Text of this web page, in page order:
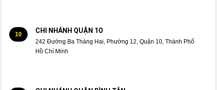
10 CHI NHÁNH QUẬN 1O
242 Đường Ba Tháng Hai, Phường 12, Quận 10, Thành Phố
Hồ Chí Minh